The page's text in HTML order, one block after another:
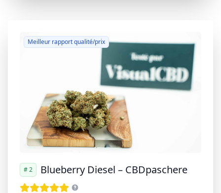
Meilleur rapport qualité/prix
# 2 Blueberry Diesel – CBDpaschere